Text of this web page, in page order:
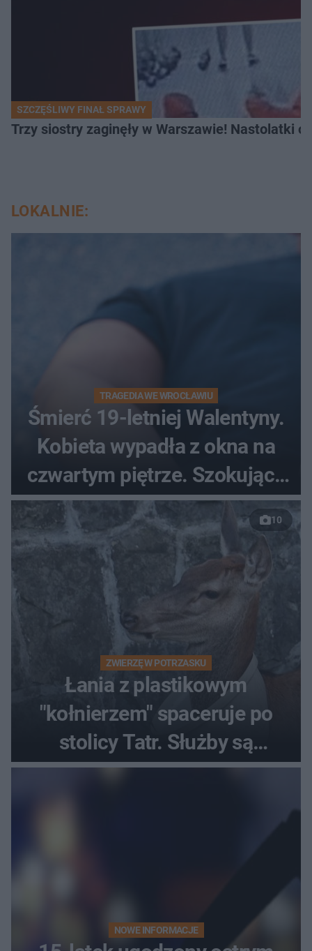
SZCZĘŚLIWY FINAŁ SPRAWY
Trzy siostry zaginęły w Warszawie! Nastolatki
LOKALNIE:
TRAGEDIA WE WROCŁAWIU
Śmierć 19-letniej Walentyny.
Kobieta wypadła z okna na
czwartym piętrze. Szokujące
nagranie trafiło do sieci
10
ZWIERZĘ W POTRZASKU
Łania z plastikowym
"kołnierzem" spaceruje po
stolicy Tatr. Służby są
bezradne
NOWE INFORMACJE